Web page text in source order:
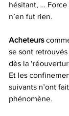
hésitant, … Force
n’en fut rien.
Acheteurs
se sont
dès la
Et les
suivants n’ont
phénomène.